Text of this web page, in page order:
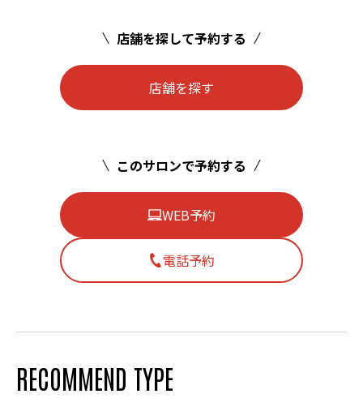
店舗を探して予約する
店舗を探す
このサロンで予約する
WEB予約
電話予約
RECOMMEND TYPE